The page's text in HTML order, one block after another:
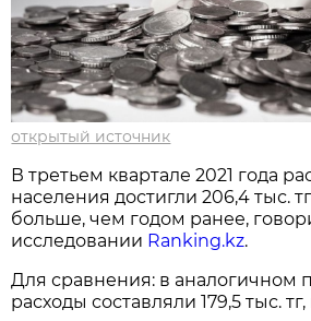
открытый источник
В третьем квартале 2021 года
населения достигли 206,4 тыс.
больше, чем годом ранее,
исследовании Ranking.kz.
Для сравнения: в аналогичном
расходы составляли 179,5 тыс.